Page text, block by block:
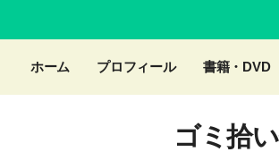
ホーム プロフィール 書籍・DVD
ゴミ拾